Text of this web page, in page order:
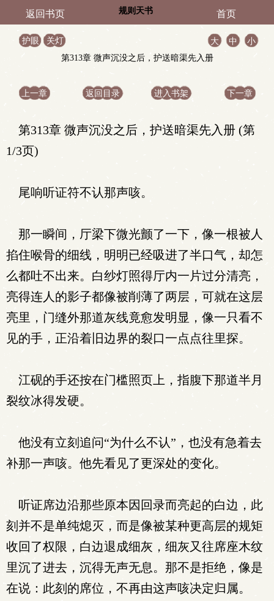
返回书页 规则天书 首页
护眼 关灯 大 中
小
第313章 微声沉没之后，护送暗渠先入册
上一章 返回目录 进入书架 下一章
第313章 微声沉没之后，护送暗渠先入册 (第
1/3页)
尾响听证符不认那声咳。
那一瞬间，厅梁下微光颤了一下，像一根被人
掐住喉骨的细线，明明已经吸进了半口气，却怎
么都吐不出来。白纱灯照得厅内一片过分清亮，
亮得连人的影子都像被削薄了两层，可就在这层
亮里，门缝外那道灰线竟愈发明显，像一只看不
见的手，正沿着旧边界的裂口一点点往里探。
江砚的手还按在门槛照页上，指腹下那道半月
裂纹冰得发硬。
他没有立刻追问“为什么不认”，也没有急着去
补那一声咳。他先看见了更深处的变化。
听证席边沿那些原本因回录而亮起的白边，此
刻并不是单纯熄灭，而是像被某种更高层的规矩
收回了权限，白边退成细灰，细灰又往席座木纹
里沉了进去，沉得无声无息。那不是拒绝，像是
在说：此刻的席位，不再由这声咳决定归属。